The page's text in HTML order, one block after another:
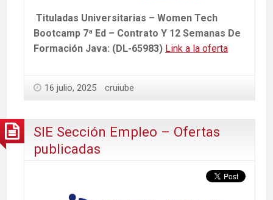
Tituladas Universitarias – Women Tech
Bootcamp 7ª Ed – Contrato Y 12 Semanas De
Formación Java: (DL-65983) Link a la oferta
16 julio, 2025 cruiube
SIE Sección Empleo – Ofertas
publicadas